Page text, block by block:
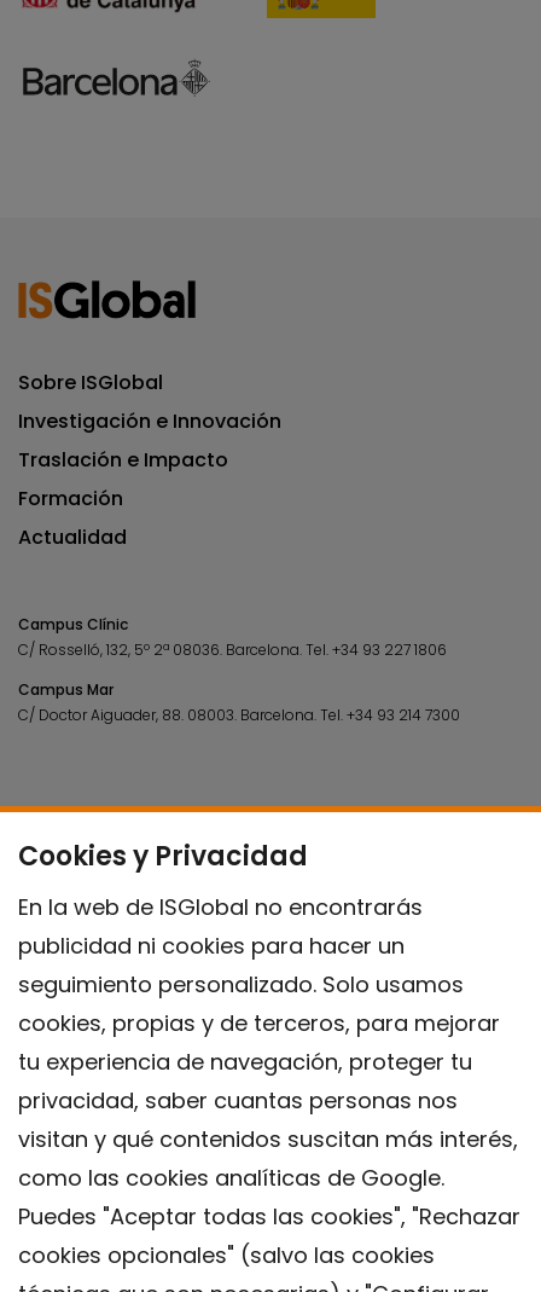
Cookies y Privacidad
En la web de ISGlobal no encontrarás
publicidad ni cookies para hacer un
seguimiento personalizado. Solo usamos
cookies, propias y de terceros, para mejorar
tu experiencia de navegación, proteger tu
privacidad, saber cuantas personas nos
visitan y qué contenidos suscitan más interés,
como las cookies analíticas de Google.
Puedes "Aceptar todas las cookies", "Rechazar
cookies opcionales" (salvo las cookies
Sobre ISGlobal
Investigación e Innovación
Traslación e Impacto
Formación
Actualidad
Campus Clínic
C/ Rosselló, 132, 5º 2ª 08036. Barcelona.Tel.+34 93 227 1806
Campus Mar
C/ Doctor Aiguader, 88. 08003. Barcelona.Tel.+34 93 214 7300